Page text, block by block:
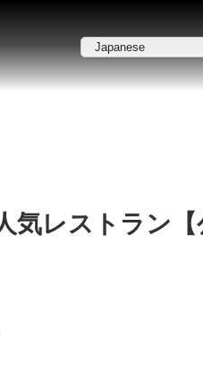
レストラン